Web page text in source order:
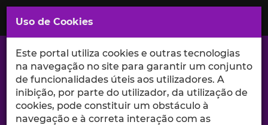
Saltar
para
Conteúdo
Principal
A excelência da investigação e ciência no Iscte
Uso de Cookies
Este portal utiliza cookies e outras tecnologias
na navegação no site para garantir um conjunto
de funcionalidades úteis aos utilizadores. A
inibição, por parte do utilizador, da utilização de
cookies, pode constituir um obstáculo à
navegação e à correta interação com as